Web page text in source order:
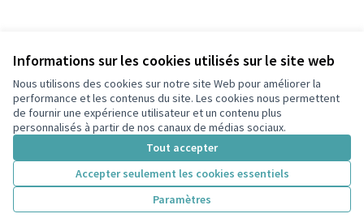
Informations sur les cookies utilisés sur le site web
Nous utilisons des cookies sur notre site Web pour améliorer la
performance et les contenus du site. Les cookies nous permettent
de fournir une expérience utilisateur et un contenu plus
personnalisés à partir de nos canaux de médias sociaux.
Tout accepter
Accepter seulement les cookies essentiels
Paramètres
Les mieux notésLes plus récents
Les plus
anciens
Les plus
débattus
créez un compte
commentaire.
Référence : -PROJ-2021-09-41